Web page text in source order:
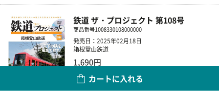
鉄道 ザ・プロジェクト 第108号
商品番号1008330108000000
発売日：2025年02月18日
箱根登山鉄道
1,690円
カートに入れる